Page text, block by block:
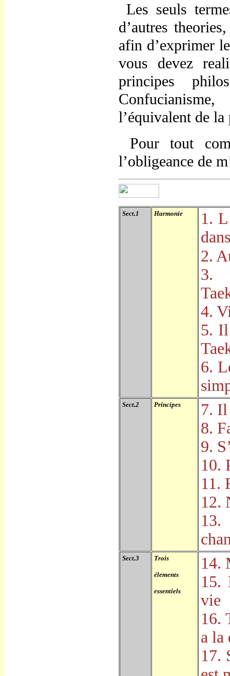
Les seuls
d’autres
afin d’exprimer
vous devez
principes
l’équivalent de
Pour tout
l’obligeance de m
Sect.1 Harmonie 1. L
2.
3.
4.
5.
6.
Sect.2 Principes
7.
8.
9. S
10.
11.
12.
13.
Sect.3 Trois
élements
essentiels
14.
15.
vie
16.
a la
17.